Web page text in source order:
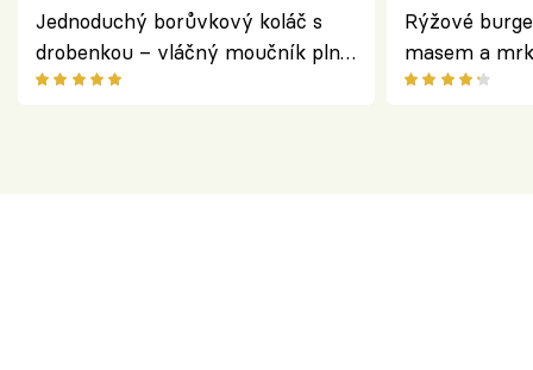
Jednoduchý borůvkový koláč s
drobenkou – vláčný moučník plný
ovoce
Rýžové
masem a
salátem –